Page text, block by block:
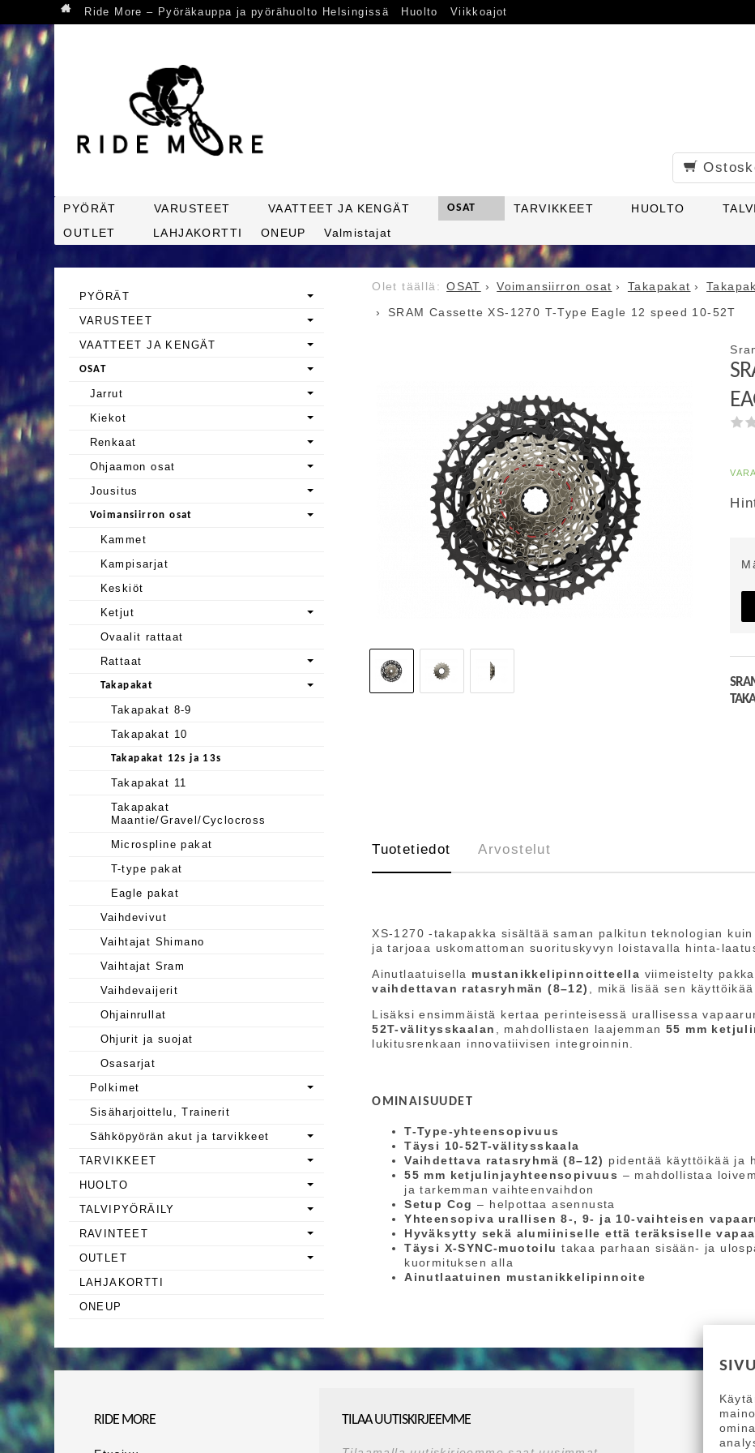
Ride More – Pyöräkauppa ja pyörähuolto Helsingissä Huolto Viikkoajot
PYÖRÄT VARUSTEET VAATTEET JA KENGÄT OSAT TARVIKKEET HUOLTO
OUTLET
LAHJAKORTTI ONEUP Valmistajat
OSAT Voimansiirron osat Takapakat
SRAM Cassette XS-1270 T-Type Eagle 12 speed 10-52T
Tuotetiedot Arvostelut
XS-1270 -takapakka sisältää saman palkitun teknologian
ja tarjoaa uskomattoman suorituskyvyn loistavalla hinta-
Ainutlaatuisella mustanikkelipinnoitteella viimeistelty
vaihdettavan ratasryhmän (8–12) , mikä lisää sen
Lisäksi ensimmäistä kertaa perinteisessä urallisessa
52T-välitysskaalan , mahdollistaen laajemman 55 mm
lukitusrenkaan innovatiivisen integroinnin.
OMINAISUUDET
T-Type-yhteensopivuus
Täysi 10-52T-välitysskaala
Vaihdettava ratasryhmä (8–12) pidentää käyttöikää ja
55 mm ketjulinjayhteensopivuus – mahdollistaa
ja tarkemman vaihteenvaihdon
Setup Cog – helpottaa asennusta
Yhteensopiva urallisen 8-, 9- ja 10-vaihteisen
Hyväksytty sekä alumiiniselle että teräksiselle
Täysi X-SYNC-muotoilu takaa parhaan sisään- ja
kuormituksen alla
Ainutlaatuinen mustanikkelipinnoite
PYÖRÄT
VARUSTEET
VAATTEET JA KENGÄT
OSAT
Jarrut
Kiekot
Renkaat
Ohjaamon osat
Jousitus
Voimansiirron osat
Kammet
Kampisarjat
Keskiöt
Ketjut
Ovaalit rattaat
Rattaat
Takapakat
Takapakat 8-9
Takapakat 10
Takapakat 12s ja 13s
Takapakat 11
Takapakat
Maantie/Gravel/Cyclocross
Microspline pakat
T-type pakat
Eagle pakat
Vaihdevivut
Vaihtajat Shimano
Vaihtajat Sram
Vaihdevaijerit
Ohjainrullat
Ohjurit ja suojat
Osasarjat
Polkimet
Sisäharjoittelu, Trainerit
Sähköpyörän akut ja tarvikkeet
TARVIKKEET
HUOLTO
TALVIPYÖRÄILY
RAVINTEET
OUTLET
LAHJAKORTTI
ONEUP
RIDE MORE TILAA UUTISKIRJEEMME